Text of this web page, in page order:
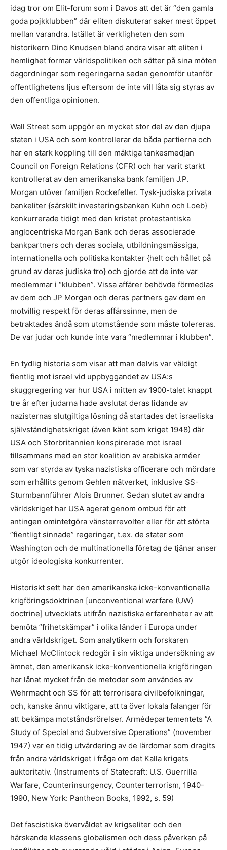
idag tror om Elit-forum som i Davos att det är “den gamla
goda pojkklubben” där eliten diskuterar saker mest öppet
mellan varandra. Istället är verkligheten den som
historikern Dino Knudsen bland andra visar att eliten i
hemlighet formar världspolitiken och sätter på sina möten
dagordningar som regeringarna sedan genomför utanför
offentlighetens ljus eftersom de inte vill låta sig styras av
den offentliga opinionen.
Wall Street som uppgör en mycket stor del av den djupa
staten i USA och som kontrollerar de båda partierna och
har en stark koppling till den mäktiga tankesmedjan
Council on Foreign Relations (CFR) och har varit starkt
kontrollerat av den amerikanska bank familjen J.P.
Morgan utöver familjen Rockefeller. Tysk-judiska privata
bankeliter {särskilt investeringsbanken Kuhn och Loeb}
konkurrerade tidigt med den kristet protestantiska
anglocentriska Morgan Bank och deras associerade
bankpartners och deras sociala, utbildningsmässiga,
internationella och politiska kontakter {helt och hållet på
grund av deras judiska tro} och gjorde att de inte var
medlemmar i “klubben”. Vissa affärer behövde förmedlas
av dem och JP Morgan och deras partners gav dem en
motvillig respekt för deras affärssinne, men de
betraktades ändå som utomstående som måste tolereras.
De var judar och kunde inte vara “medlemmar i klubben”.
En tydlig historia som visar att man delvis var väldigt
fientlig mot israel vid uppbyggandet av USA:s
skuggregering var hur USA i mitten av 1900-talet knappt
tre år efter judarna hade avslutat deras lidande av
nazisternas slutgiltiga lösning då startades det israeliska
självständighetskriget (även känt som kriget 1948) där
USA och Storbritannien konspirerade mot israel
tillsammans med en stor koalition av arabiska arméer
som var styrda av tyska nazistiska officerare och mördare
som erhållits genom Gehlen nätverket, inklusive SS-
Sturmbannführer Alois Brunner. Sedan slutet av andra
världskriget har USA agerat genom ombud för att
antingen omintetgöra vänsterrevolter eller för att störta
”fientligt sinnade” regeringar, t.ex. de stater som
Washington och de multinationella företag de tjänar anser
utgör ideologiska konkurrenter.
Historiskt sett har den amerikanska icke-konventionella
krigföringsdoktrinen [unconventional warfare (UW)
doctrine] utvecklats utifrån nazistiska erfarenheter av att
bemöta ”frihetskämpar” i olika länder i Europa under
andra världskriget. Som analytikern och forskaren
Michael McClintock redogör i sin viktiga undersökning av
ämnet, den amerikansk icke-konventionella krigföringen
har lånat mycket från de metoder som användes av
Wehrmacht och SS för att terrorisera civilbefolkningar,
och, kanske ännu viktigare, att ta över lokala falanger för
att bekämpa motståndsrörelser. Armédepartementets ”A
Study of Special and Subversive Operations” (november
1947) var en tidig utvärdering av de lärdomar som dragits
från andra världskriget i fråga om det Kalla krigets
auktoritativ. (Instruments of Statecraft: U.S. Guerrilla
Warfare, Counterinsurgency, Counterterrorism, 1940-
1990, New York: Pantheon Books, 1992, s. 59)
Det fascistiska övervåldet av krigseliter och den
härskande klassens globalismen och dess påverkan på